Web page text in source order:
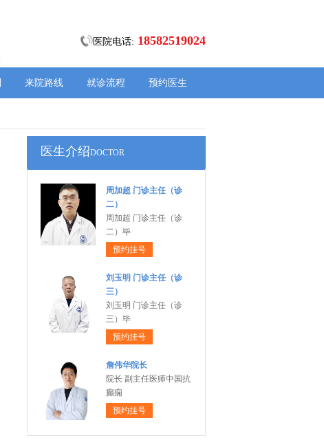
医院电话: 18582519024
来院路线 就诊流程 预约医生
医生介绍DOCTOR
周加超 门诊主任（诊
二）
周加超 门诊主任（诊
二）毕
预约挂号
刘玉明 门诊主任（诊
三）
刘玉明 门诊主任（诊
三）毕
预约挂号
詹伟华院长
院长 副主任医师中国抗
癫痫
预约挂号